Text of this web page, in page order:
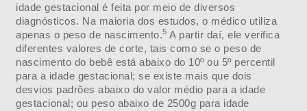
idade gestacional é feita por meio de diversos
diagnósticos. Na maioria dos estudos, o médico utiliza
apenas o peso de nascimento.5 A partir daí, ele verifica
diferentes valores de corte, tais como se o peso de
nascimento do bebê está abaixo do 10º ou 5º percentil
para a idade gestacional; se existe mais que dois
desvios padrões abaixo do valor médio para a idade
gestacional; ou peso abaixo de 2500g para idade